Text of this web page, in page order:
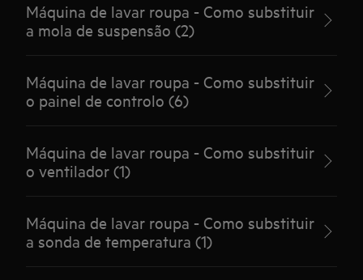
Máquina de lavar roupa - Como substituir
a mola de suspensão (2)
Máquina de lavar roupa - Como substituir
o painel de controlo (6)
Máquina de lavar roupa - Como substituir
o ventilador (1)
Máquina de lavar roupa - Como substituir
a sonda de temperatura (1)